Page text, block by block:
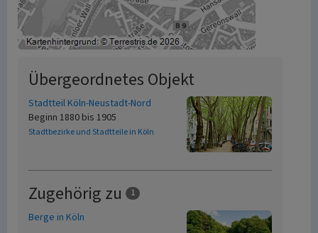
Übergeordnetes Objekt
Stadtteil Köln-Neustadt-Nord
Beginn 1880 bis 1905
Stadtbezirke und Stadtteile in Köln
Zugehörig zu 1
Berge in Köln